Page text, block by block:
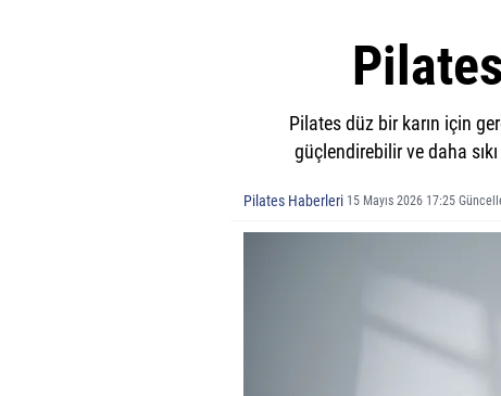
Pilates düz bir karın için
güçlendirebilir ve daha
Pilates Haberleri 15 Mayıs 2026 17:25